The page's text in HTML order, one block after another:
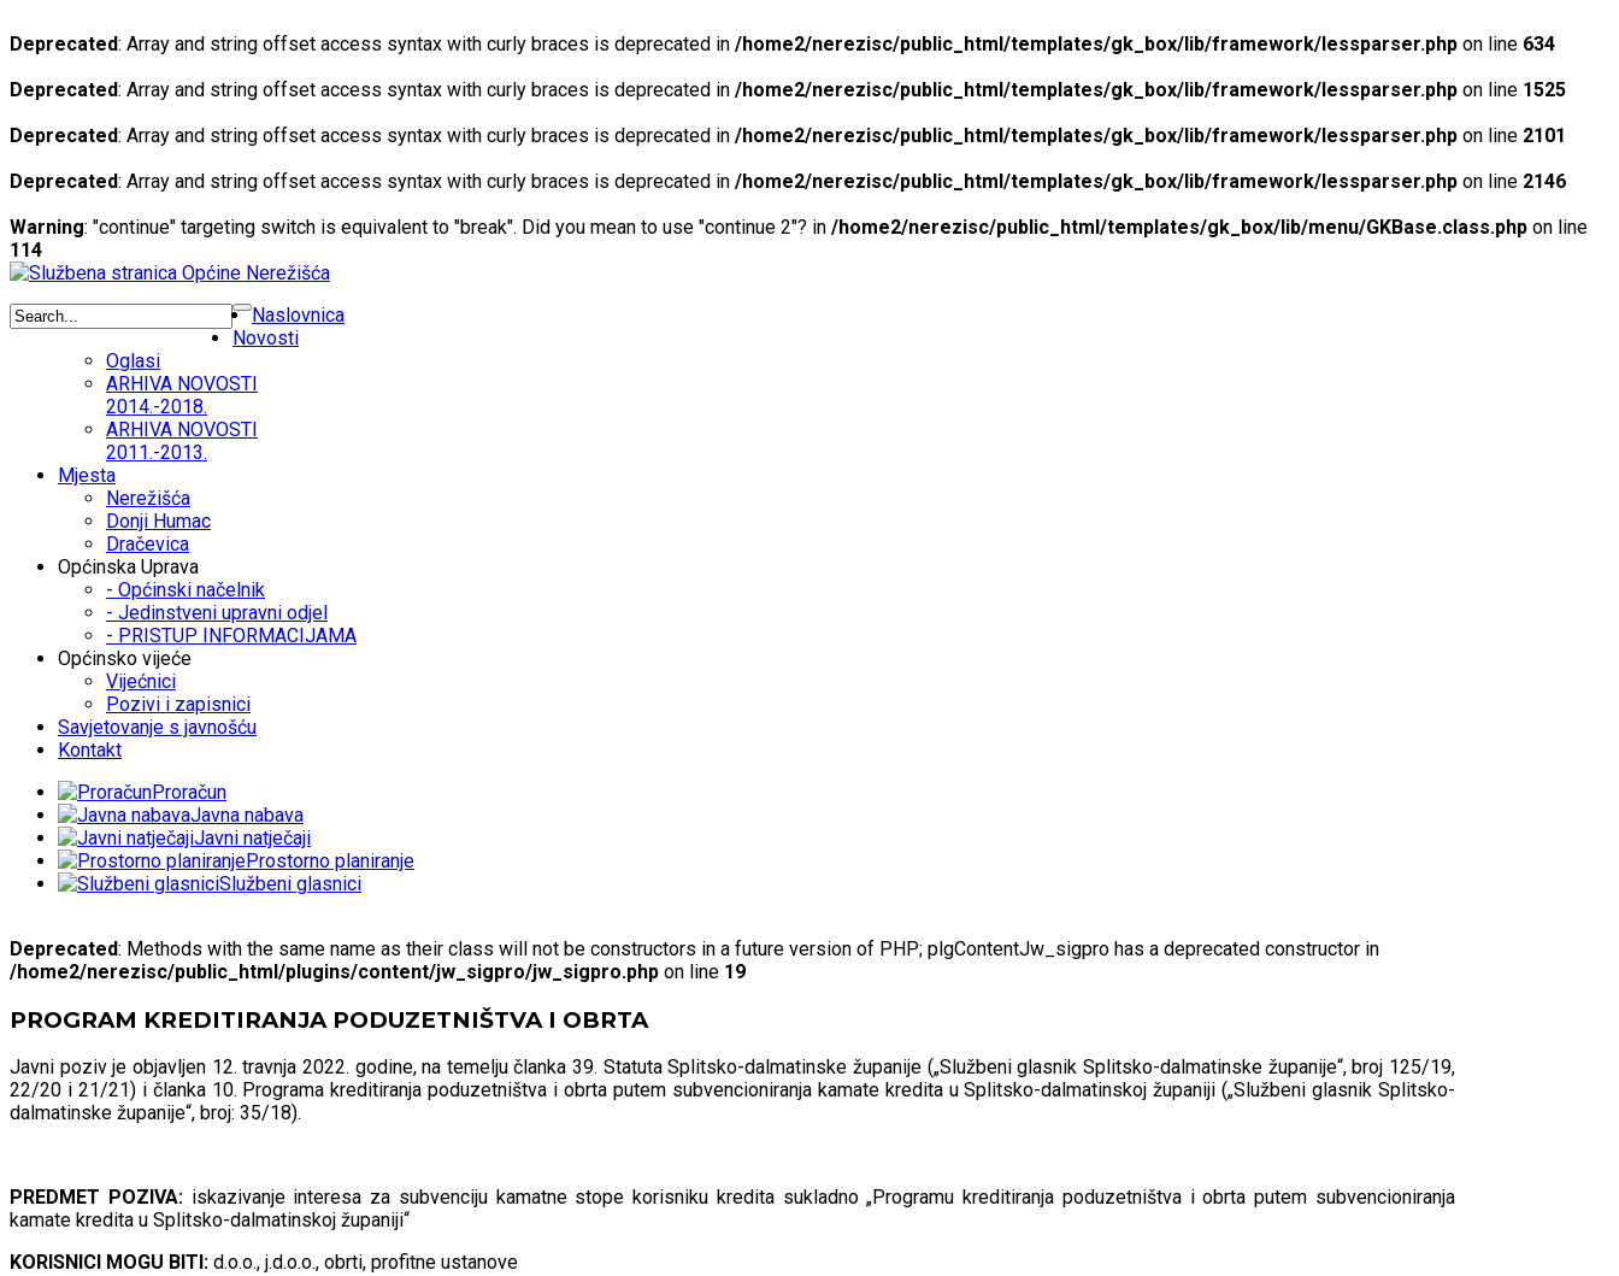
Deprecated: Array and string offset access syntax with curly braces is deprecated in /home2/nerezisc/public_html/templates/gk_box/lib/framework/lessparser.php on line 634
Deprecated: Array and string offset access syntax with curly braces is deprecated in /home2/nerezisc/public_html/templates/gk_box/lib/framework/lessparser.php on line 1525
Deprecated: Array and string offset access syntax with curly braces is deprecated in /home2/nerezisc/public_html/templates/gk_box/lib/framework/lessparser.php on line 2101
Deprecated: Array and string offset access syntax with curly braces is deprecated in /home2/nerezisc/public_html/templates/gk_box/lib/framework/lessparser.php on line 2146
Warning: "continue" targeting switch is equivalent to "break". Did you mean to use "continue 2"? in /home2/nerezisc/public_html/templates/gk_box/lib/menu/GKBase.class.php on line
114
Naslovnica
Novosti
Oglasi
ARHIVA NOVOSTI
2014.-2018.
ARHIVA NOVOSTI
2011.-2013.
Mjesta
Nerežišća
Donji Humac
Dračevica
Općinska Uprava
- Općinski načelnik
- Jedinstveni upravni odjel
- PRISTUP INFORMACIJAMA
Općinsko vijeće
Vijećnici
Pozivi i zapisnici
Savjetovanje s javnošću
Kontakt
Proračun
Javna nabava
Javni natječaji
Prostorno planiranje
Službeni glasnici
Deprecated: Methods with the same name as their class will not be constructors in a future version of PHP; plgContentJw_sigpro has a deprecated constructor in
/home2/nerezisc/public_html/plugins/content/jw_sigpro/jw_sigpro.php on line 19
PROGRAM KREDITIRANJA PODUZETNIŠTVA I OBRTA
Javni poziv je objavljen 12. travnja 2022. godine, na temelju članka 39. Statuta Splitsko-dalmatinske županije („Službeni glasnik Splitsko-dalmatinske županije“, broj 125/19,
22/20 i 21/21) i članka 10. Programa kreditiranja poduzetništva i obrta putem subvencioniranja kamate kredita u Splitsko-dalmatinskoj županiji („Službeni glasnik Splitsko-
dalmatinske županije“, broj: 35/18).
PREDMET POZIVA:iskazivanje interesa za subvenciju kamatne stope korisniku kredita sukladno „Programu kreditiranja poduzetništva i obrta putem subvencioniranja
kamate kredita u Splitsko-dalmatinskoj županiji“
KORISNICI MOGU BITI: d.o.o., j.d.o.o., obrti, profitne ustanove